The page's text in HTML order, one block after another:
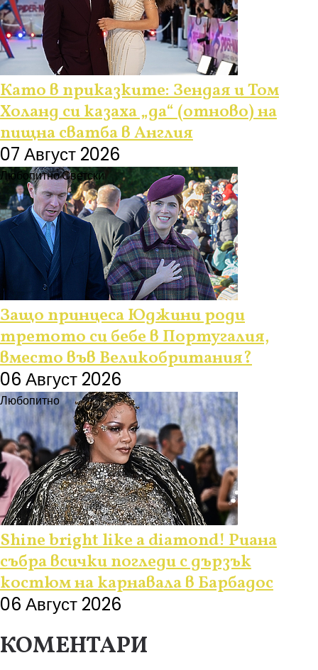
Като в приказките: Зендая и Том
Холанд си казаха „да“ (отново) на
пищна сватба в Англия
07 Август 2026
ЛюбопитноСветски
Защо принцеса Юджини роди
третото си бебе в Португалия,
вместо във Великобритания?
06 Август 2026
Любопитно
Shine bright like a diamond! Риана
събра всички погледи с дързък
костюм на карнавала в Барбадос
06 Август 2026
КОМЕНТАРИ